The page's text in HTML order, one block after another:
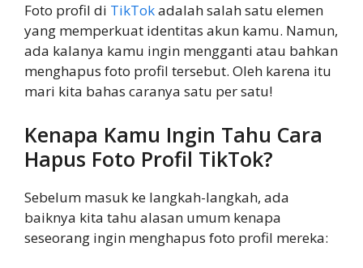
Foto profil di TikTokadalah salah satu elemen
yang memperkuat identitas akun kamu. Namun,
ada kalanya kamu ingin mengganti atau bahkan
menghapus foto profil tersebut. Oleh karena itu
mari kita bahas caranya satu per satu!
Kenapa Kamu Ingin Tahu Cara
Hapus Foto Profil TikTok?
Sebelum masuk ke langkah-langkah, ada
baiknya kita tahu alasan umum kenapa
seseorang ingin menghapus foto profil mereka: